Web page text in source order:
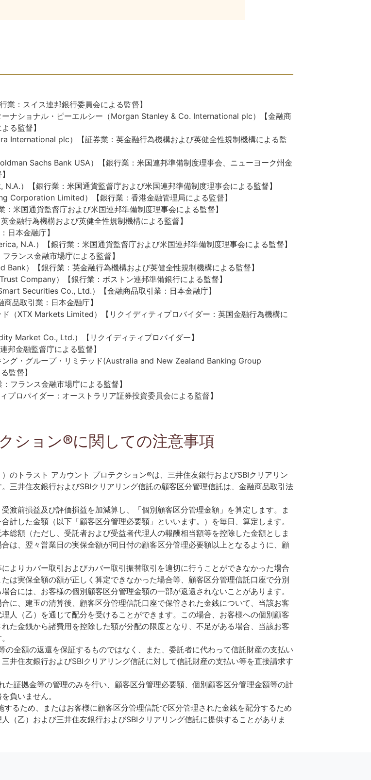
：スイス連邦銀行委員会による監督】
ナショナル・ピーエルシー（Morgan Stanley & Co. International plc）【金融商
る監督】
International plc）【証券業：英金融行為機構および英健全性規制機構による監
Sachs Bank USA）【銀行業：米国連邦準備制度理事会、ニューヨーク州金
）【銀行業：米国通貨監督庁および米国連邦準備制度理事会による監督】
Corporation Limited）【銀行業：香港金融管理局による監督】
米国通貨監督庁および米国連邦準備制度理事会による監督】
融行為機構および英健全性規制機構による監督】
日本金融庁】
N.A.）【銀行業：米国通貨監督庁および米国連邦準備制度理事会による監督】
ランス金融市場庁による監督】
）【銀行業：英金融行為機構および英健全性規制機構による監督】
Company）【銀行業：ボストン連邦準備銀行による監督】
Securities Co., Ltd.）【金融商品取引業：日本金融庁】
品取引業：日本金融庁】
（XTX Markets Limited）【リクイディティプロバイダー：英国金融行為機構に
Market Co., Ltd.）【リクイディティプロバイダー】
邦金融監督庁による監督】
グ・グループ・リミテッド(Australia and New Zealand Banking Group
監督】
フランス金融市場庁による監督】
ロパイダー：オーストラリア証券投資委員会による監督】
ション®に関しての注意事項
のトラスト アカウント プロテクション®は、三井住友銀行およびSBIクリアリン
三井住友銀行およびSBIクリアリング信託の顧客区分管理信託は、金融商品取引法
渡前損益及び評価損益を加減算し、「個別顧客区分管理金額」を算定します。ま
計した金額（以下「顧客区分管理必要額」といいます。）を毎日、算定します。
総額（ただし、受託者および受益者代理人の報酬相当額等を控除した金額としま
は、翌々営業日の実保全額が同日付の顧客区分管理必要額以上となるように、顧
よりカバー取引およびカバー取引振替取引を適切に行うことができなかった場合
は実保全額の額が正しく算定できなかった場合等、顧客区分管理信託口座で分別
合には、お客様の個別顧客区分管理金額の一部が返還されないことがあります。
に、建玉の清算後、顧客区分管理信託口座で保管された金銭について、当該お客
人（乙）を通じて配分を受けることができます。この場合、お客様への個別顧客
た金銭から諸費用を控除した額が分配の限度となり、不足がある場合、当該お客
の全額の返還を保証するものではなく、また、委託者に代わって信託財産の支払い
井住友銀行およびSBIクリアリング信託に対して信託財産の支払い等を直接請求す
た証拠金等の管理のみを行い、顧客区分管理必要額、個別顧客区分管理金額等の計
負いません。
るため、またはお客様に顧客区分管理信託で区分管理された金銭を配分するため
（乙）および三井住友銀行およびSBIクリアリング信託に提供することがありま